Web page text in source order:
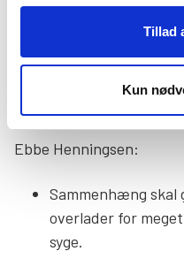
Tillad
Kun
Man gør kun det,
ressourcer. Så
prioriteret. Der
mennesker, der
Ebbe Henningsen:
Sammenhæng skal
overlader for
syge.